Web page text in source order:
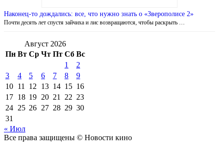
Наконец-то дождались: все, что нужно знать о «Зверополисе 2»
Почти десять лет спустя зайчиха и лис возвращаются, чтобы раскрыть …
Август 2026
Пн Вт Ср Чт Пт Сб Вс
1
2
3
4 5 6 7 8
9
10 11 12 13 14 15 16
17 18 19 20 21 22 23
24 25 26 27 28 29 30
31
« Июл
Все права защищены © Новости кино